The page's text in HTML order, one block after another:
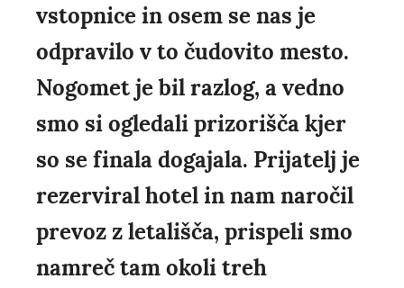
vstopnice in osem se nas je
odpravilo v to čudovito mesto.
Nogomet je bil razlog, a vedno
smo si ogledali prizorišča kjer
so se finala dogajala. Prijatelj je
rezerviral hotel in nam naročil
prevoz z letališča, prispeli smo
namreč tam okoli treh